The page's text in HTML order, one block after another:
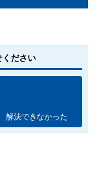
ださい
解決できなかった